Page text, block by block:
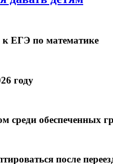
к ЕГЭ по математике
году
среди обеспеченных
после